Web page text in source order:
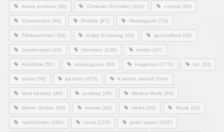
beate prettner(38) Christian Scheider (124) corona (69)
Coronavirus (90) filmblitz (87) filmmagazin (76)
Filmneuheiten (64) Gaby Schaunig (43) gesundheit(36)
Gewinnspiel (40) heimkino (138) kinder (47)
Kinofilme (50) kinomagazin (69) klagenfurt(776) kt1 (53)
kunst (38) kärnten (675) Kärnten aktuell (144)
land kärnten (46) landtag (49) Markus Malle (68)
Martin Gruber (58) messe (40) mmkk(45) Musik (41)
nachrichten (280) news(126) peter kaiser(162)